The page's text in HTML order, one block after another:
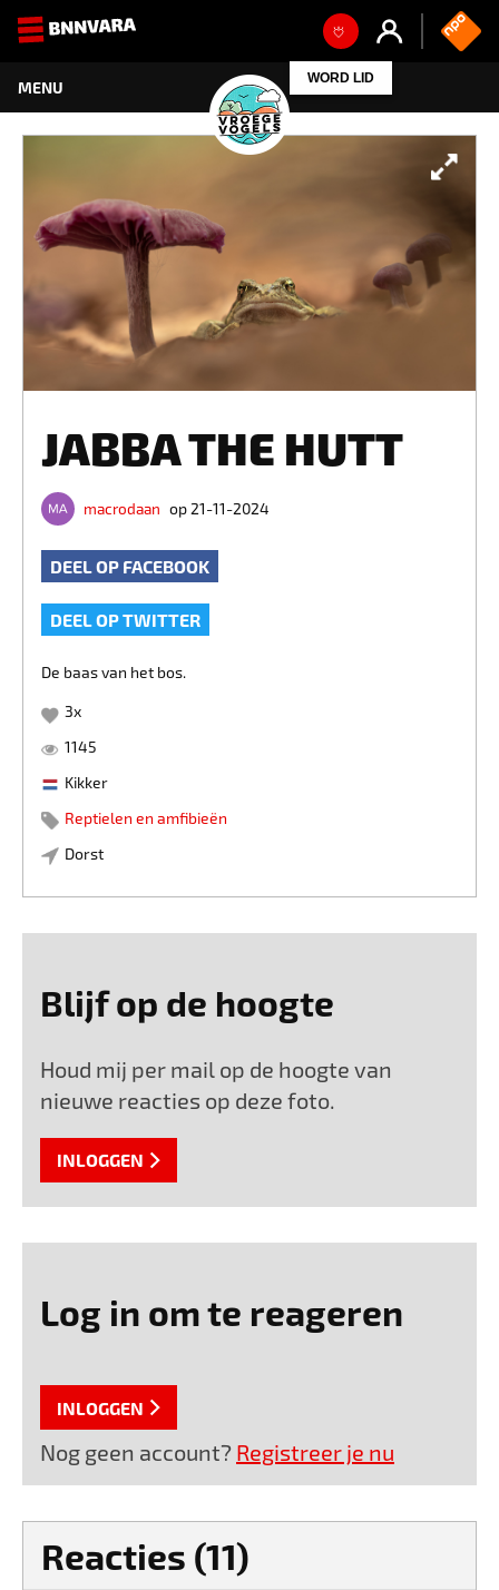
WORD LID
JABBA THE HUTT
macrodaan op 21-11-2024
DEEL OP FACEBOOK
DEEL OP TWITTER
De baas van het bos.
3x
1145
Kikker
Reptielen en amfibieën
Dorst
Blijf op de hoogte
Houd mij per mail op de hoogte van
nieuwe reacties op deze foto.
INLOGGEN
Log in om te reageren
INLOGGEN
Nog geen account? Registreer je nu
Reacties (11)